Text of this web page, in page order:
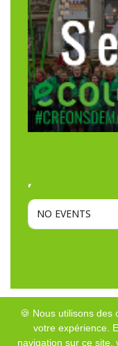
,
NO EVENTS
© Copyright • Ecolo –
🍪 Nous utilisons des
votre expérience.
navigation sur ce site,